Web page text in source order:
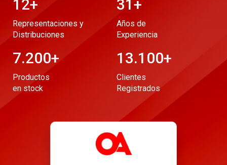
12+
Representaciones y
Distribuciones
31+
Años de
Experiencia
7.200+
Productos
en stock
13.100+
Clientes
Registrados